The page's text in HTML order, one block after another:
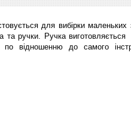
для вибірки маленьких
ручки. Ручка виготовляється
відношенню до самого